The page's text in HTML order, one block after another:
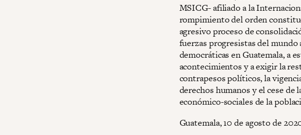
MSICG- afiliado a la
rompimiento del orden
agresivo proceso de
fuerzas progresistas del mundo
democráticas en Guatemala, a
acontecimientos y a exigir la
contrapesos políticos, la
derechos humanos y el cese de
económico-sociales de la
Guatemala, 10 de agosto de